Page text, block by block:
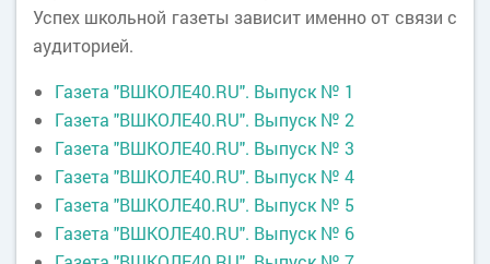
Успех школьной газеты зависит именно от связи с
аудиторией.
Газета "ВШКОЛЕ40.RU". Выпуск № 1
Газета "ВШКОЛЕ40.RU". Выпуск № 2
Газета "ВШКОЛЕ40.RU". Выпуск № 3
Газета "ВШКОЛЕ40.RU". Выпуск № 4
Газета "ВШКОЛЕ40.RU". Выпуск № 5
Газета "ВШКОЛЕ40.RU". Выпуск № 6